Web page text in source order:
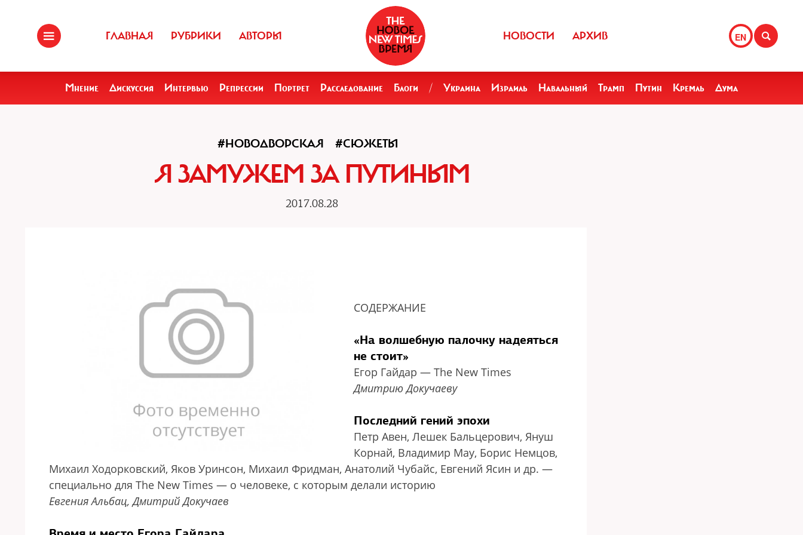
ГЛАВНАЯ РУБРИКИ АВТОРЫ EN
НОВОСТИ АРХИВ
Мнение Дискуссия Интервью Репрессии Портрет Расследование Блоги / Украина Израиль Навальный Трамп Путин Кремль Дума
#НОВОДВОРСКАЯ #СЮЖЕТЫ
Я ЗАМУЖЕМ ЗА ПУТИНЫМ
2017.08.28
СОДЕРЖАНИЕ
«На волшебную палочку надеяться
не стоит»
Егор Гайдар — The New Times
Дмитрию Докучаеву
Последний гений эпохи
Петр Авен, Лешек Бальцерович, Януш
Корнай, Владимир Мау, Борис Немцов,
Михаил Ходорковский, Яков Уринсон, Михаил Фридман, Анатолий Чубайс, Евгений Ясин и др. —
специально для The New Times — о человеке, с которым делали историю
Евгения Альбац, Дмитрий Докучаев